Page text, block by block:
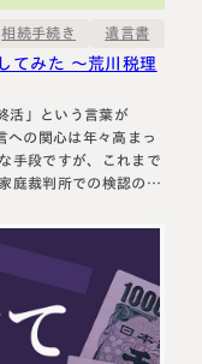
相続手続き 遺言書
てみた ～荒川税理
の関心は年々高まっ
手段ですが、これまで
庭裁判所での検認の負